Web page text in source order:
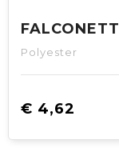
Polyester
€ 4,62